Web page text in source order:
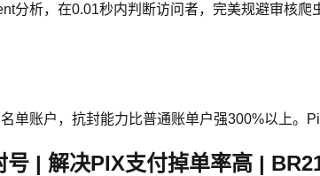
分析，在0.01秒内判断访问者，完美规避审核
单账户，抗封能力比普通账单户强300%以上。
号 | 解决PIX支付掉单率高 |